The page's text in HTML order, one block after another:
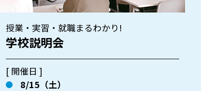
授業・実習・就職まるわかり!
学校説明会
[ 開催日 ]
8/15（土）